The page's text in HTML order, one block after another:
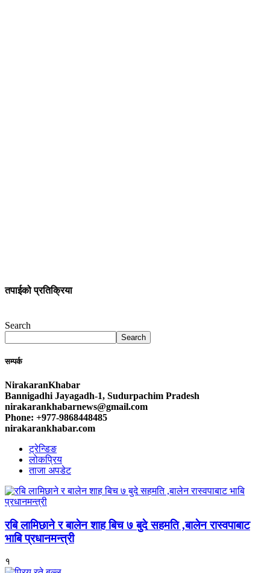
तपाईको प्रतिक्रिया
Search
Search
सम्पर्क
NirakaranKhabar
Bannigadhi Jayagadh-1, Sudurpachim Pradesh
nirakarankhabarnews@gmail.com
Phone: +977-9868448485
nirakarankhabar.com
ट्रेन्डिङ
लोकप्रिय
ताजा अपडेट
रबि लामिछाने र बालेन शाह बिच ७ बुदे सहमति ,बालेन रास्वपाबाट
भाबि प्रधानमन्त्री
१